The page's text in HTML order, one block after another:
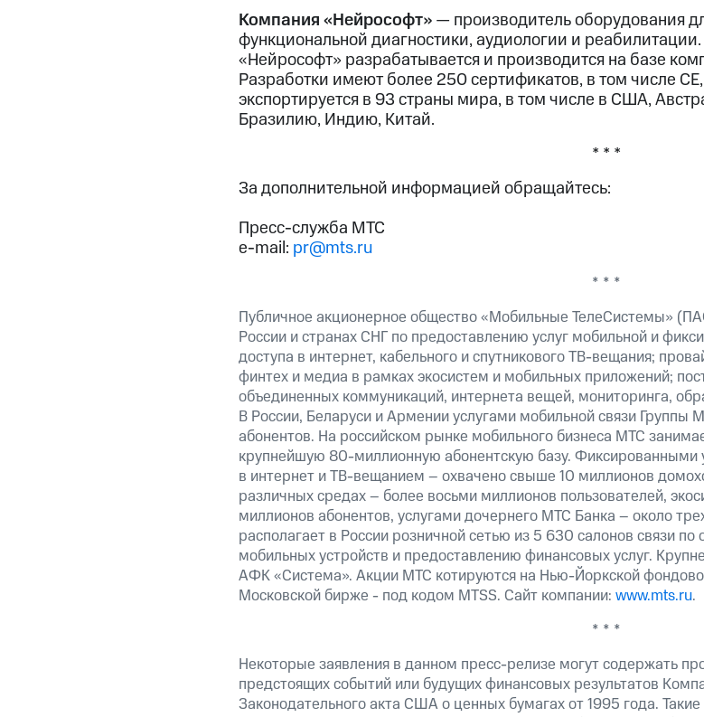
Компания «Нейрософт»— производитель оборудования
функциональной диагностики, аудиологии и
«Нейрософт» разрабатывается и производится на базе
Разработки имеют более 250 сертификатов, в том числе
экспортируется в 93 страны мира, в том числе в США,
Бразилию, Индию, Китай.
* * *
За дополнительной информацией обращайтесь:
Пресс-служба МТС
e-mail: pr@mts.ru
* * *
Публичное акционерное общество «Мобильные ТелеСистемы»
России и странах СНГ по предоставлению услуг мобильной и
доступа в интернет, кабельного и спутникового ТВ-вещания;
финтех и медиа в рамках экосистем и мобильных приложений;
объединенных коммуникаций, интернета вещей, мониторинга,
В России, Беларуси и Армении услугами мобильной связи Группы
абонентов. На российском рынке мобильного бизнеса МТС
крупнейшую 80-миллионную абонентскую базу. Фиксированными
в интернет и ТВ-вещанием – охвачено свыше 10 миллионов
различных средах – более восьми миллионов пользователей,
миллионов абонентов, услугами дочернего МТС Банка – около
располагает в России розничной сетью из 5 630 салонов связи
мобильных устройств и предоставлению финансовых услуг.
АФК «Система». Акции МТС котируются на Нью-Йоркской
Московской бирже - под кодом MTSS. Сайт компании: www.mts.ru.
* * *
Некоторые заявления в данном пресс-релизе могут содержать
предстоящих событий или будущих финансовых результатов
Законодательного акта США о ценных бумагах от 1995 года.